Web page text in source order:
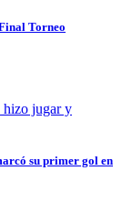
Torneo
su primer gol en